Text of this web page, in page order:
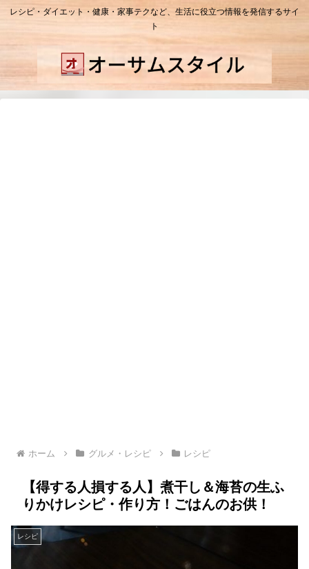
レシピ・ダイエット・健康・家事テクなど、生活に役立つ情報を発信するサイ
ト
ホーム グルメ・レシピ レシピ
【得する人損する人】煮干し＆海苔の生ふ
りかけレシピ・作り方！ごはんのお供！
レシピ